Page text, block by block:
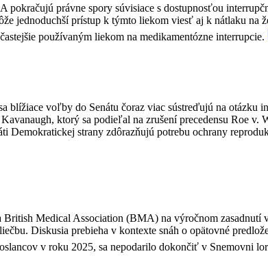
pokračujú právne spory súvisiace s dostupnosťou
jednoduchší prístup k týmto liekom viesť aj k nátlaku na
používaným liekom na medikamentózne interrupcie.
blížiace voľby do Senátu čoraz viac sústreďujú na otázku
ktorý sa podieľal na zrušení precedensu Roe v.
strany zdôrazňujú potrebu ochrany
British Medical Association (BMA) na výročnom
Diskusia prebieha v kontexte snáh o opätovné
v roku 2025, sa nepodarilo dokončiť v Snemovni